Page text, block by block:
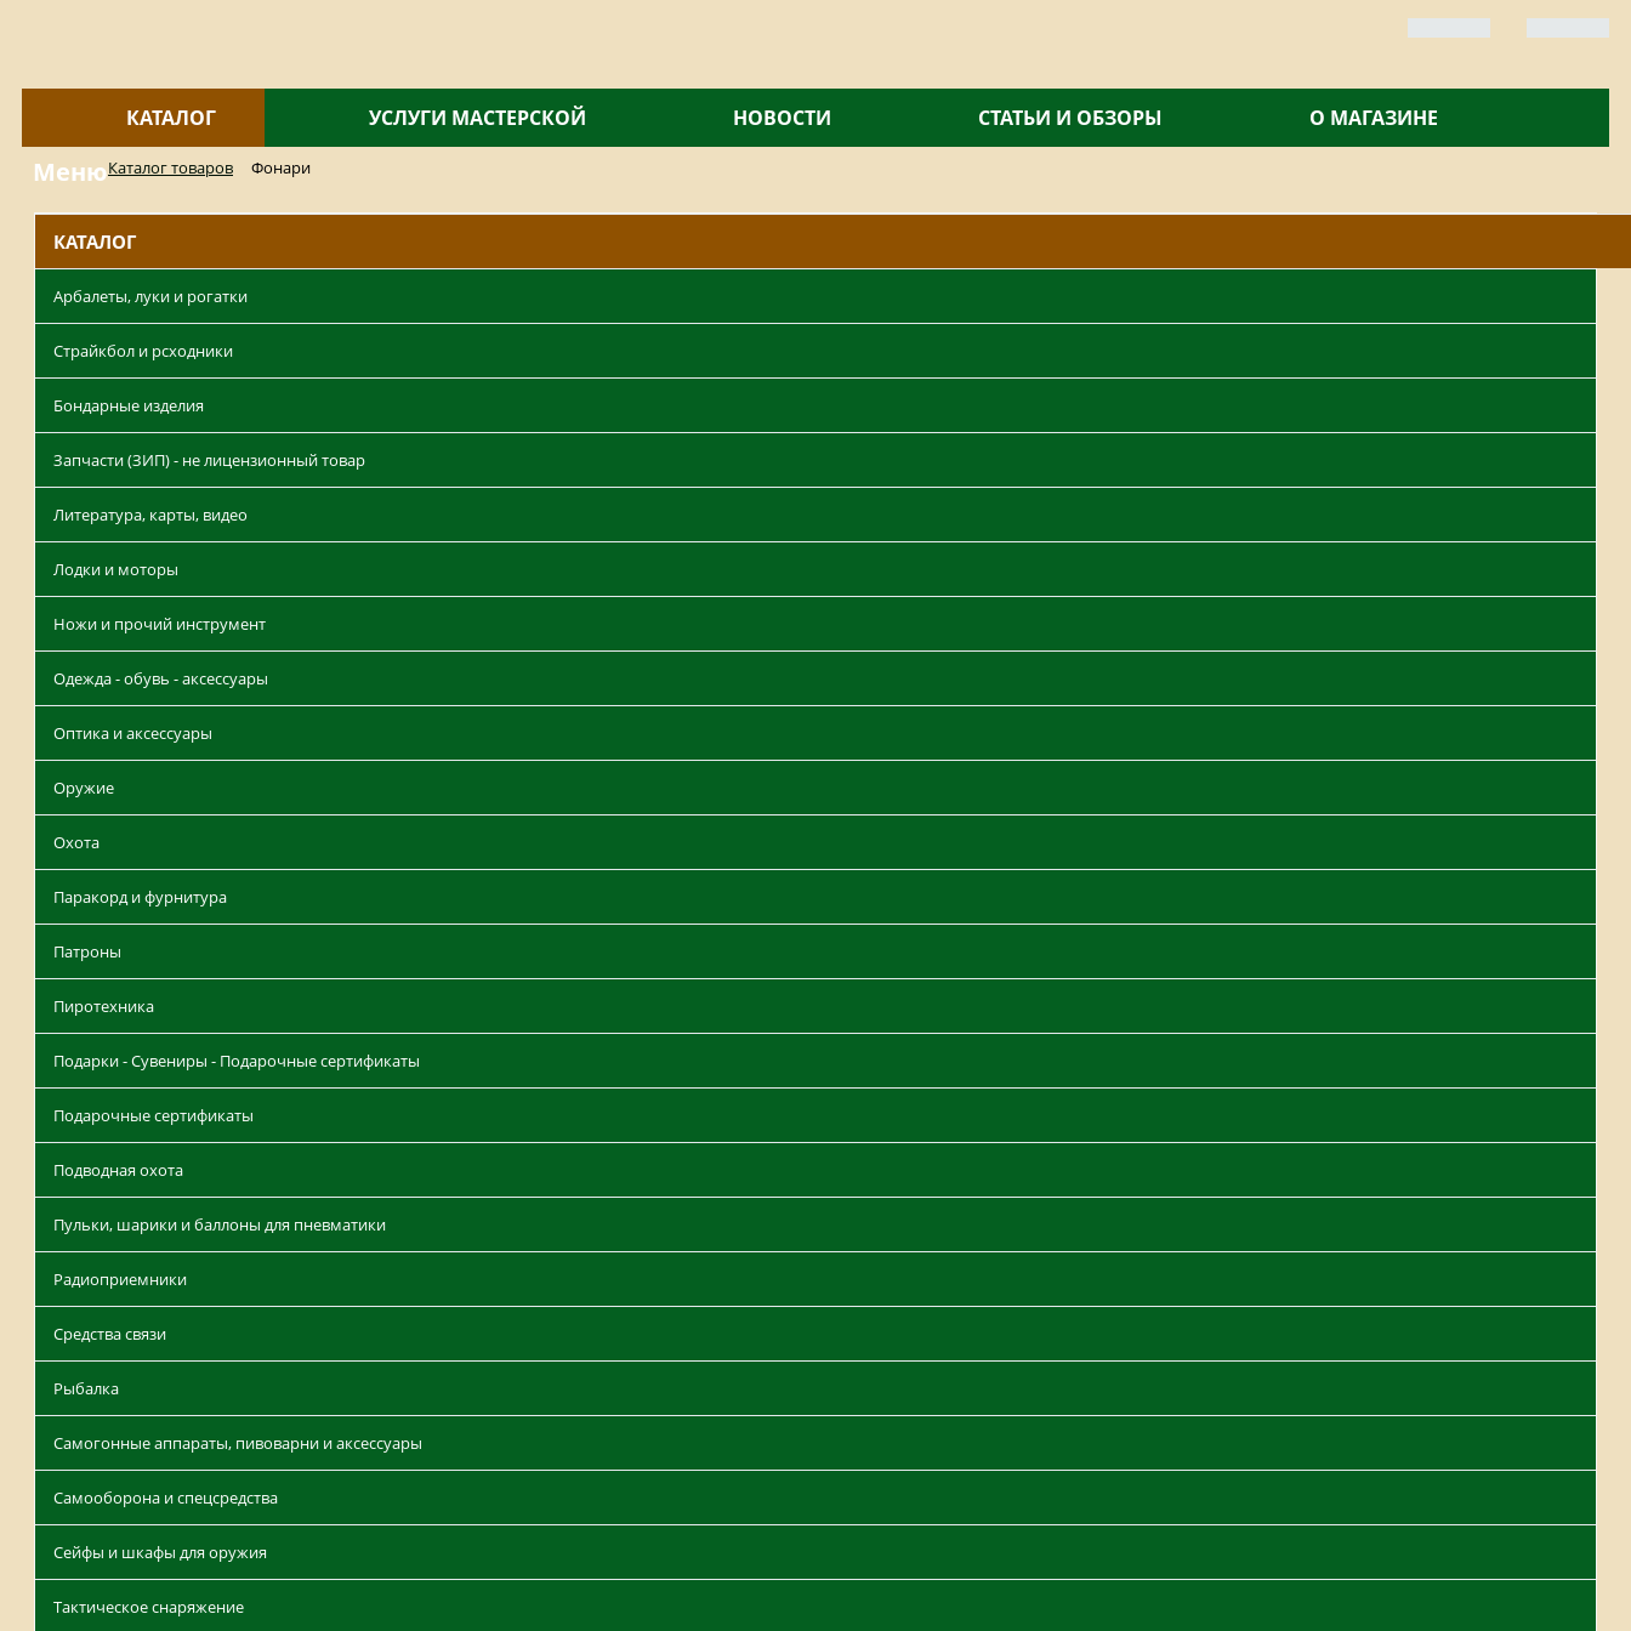
КАТАЛОГ УСЛУГИ МАСТЕРСКОЙ НОВОСТИ СТАТЬИ И ОБЗОРЫ О МАГАЗИНЕ
МенюКаталог товаров Фонари
КАТАЛОГ
Арбалеты, луки и рогатки
Страйкбол и рсходники
Бондарные изделия
Запчасти (ЗИП) - не лицензионный товар
Литература, карты, видео
Лодки и моторы
Ножи и прочий инструмент
Одежда - обувь - аксессуары
Оптика и аксессуары
Оружие
Охота
Паракорд и фурнитура
Патроны
Пиротехника
Подарки - Сувениры - Подарочные сертификаты
Подарочные сертификаты
Подводная охота
Пульки, шарики и баллоны для пневматики
Радиоприемники
Средства связи
Рыбалка
Самогонные аппараты, пивоварни и аксессуары
Самооборона и спецсредства
Сейфы и шкафы для оружия
Тактическое снаряжение